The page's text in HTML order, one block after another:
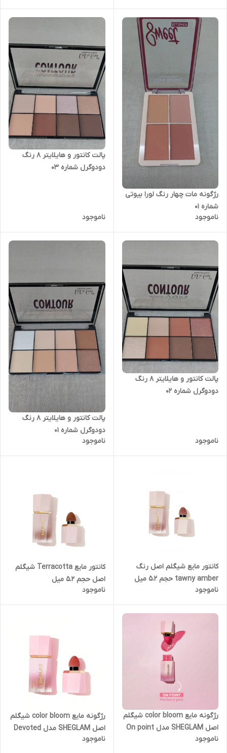
رژگونه مات چهار رنگ لورا بیوتی
شماره ۰۱
ناموجود
پالت کانتور و هایلایتر ۸ رنگ
دودوگرل شماره ۰۳
ناموجود
پالت کانتور و هایلایتر ۸ رنگ
دودوگرل شماره ۰۲
ناموجود
پالت کانتور و هایلایتر ۸ رنگ
دودوگرل شماره ۰۱
ناموجود
کانتور مایع شیگلم اصل رنگ
tawny amber حجم ۵.۲ میل
ناموجود
کانتور مایع Terracotta شیگلم
اصل حجم ۵.۲ میل
ناموجود
رژگونه مایع color bloom شیگلم
اصل SHEGLAM مدل On point
ناموجود
رژگونه مایع color bloom شیگلم
اصل SHEGLAM مدل Devoted
ناموجود